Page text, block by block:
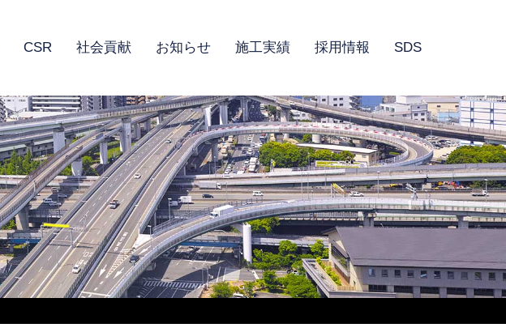
CSR 社会貢献 お知らせ 施工実績 採用情報 SDS